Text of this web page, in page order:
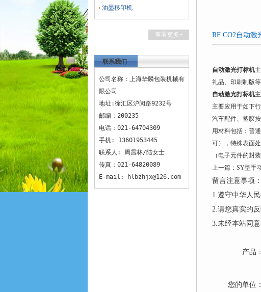
油墨移印机
查看更多+
联系我们
公司名称：上海华麟包装机械有
限公司
地址:徐汇区沪闵路9232号
邮编：200235
电话：021-64704309
手机: 13601953445
联系人: 周震林/陆女士
传真：021-64820089
E-mail:
hlbzhjx@126.com
RF CO2自动激
自动激光打标机
礼品、印刷制版等
自动激光打标机
主要应用于如下
汽车配件、塑胶
用材料包括：普
可），特殊表面
（电子元件的封
上一篇： SY型手
留言注意事项：
1.遵守中华人
2.请您真实的
3.未经本站同
产品：
您的单位：